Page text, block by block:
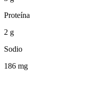
Proteína
2 g
Sodio
186 mg